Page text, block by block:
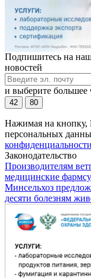
Подпишитесь на
новостей
и выберите большее
42 80
Нажимая на кнопку,
персональных
Законодательство
Производителям
медицинские
Минсельхоз
десяти болезням